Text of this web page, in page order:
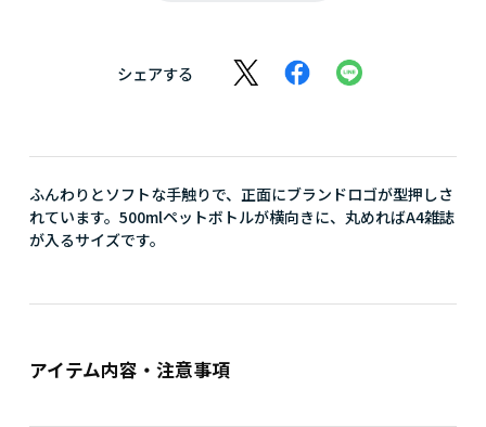
シェアする
ふんわりとソフトな手触りで、正面にブランドロゴが型押しさ
れています。500mlペットボトルが横向きに、丸めればA4雑誌
が入るサイズです。
アイテム内容・注意事項